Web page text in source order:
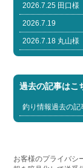
2026.7.25 田口様
2026.7.19
2026.7.18 丸山様
過去の記事はこ
釣り情報過去の記
お客様のプライバシ